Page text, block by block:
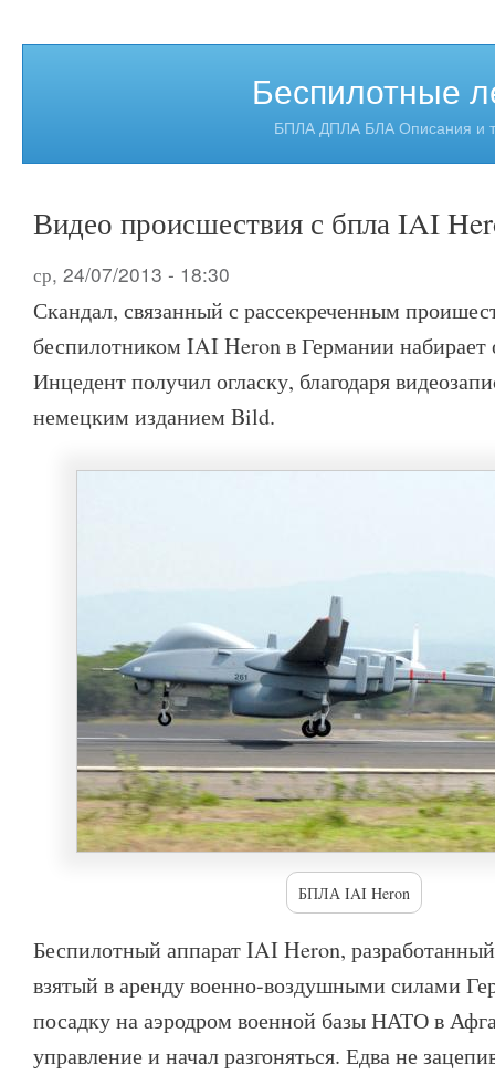
Беспилотные
БПЛА ДПЛА БЛА Описания и
Видео происшествия с бпла IAI
ср, 24/07/2013 - 18:30
Скандал, связанный с рассекреченным
беспилотником IAI Heron в Германии набирает
Инцедент получил огласку, благодаря
немецким изданием Bild.
БПЛА IAI Heron
Беспилотный аппарат IAI Heron,
взятый в аренду военно-воздушными силами
посадку на аэродром военной базы НАТО в
управление и начал разгоняться. Едва не